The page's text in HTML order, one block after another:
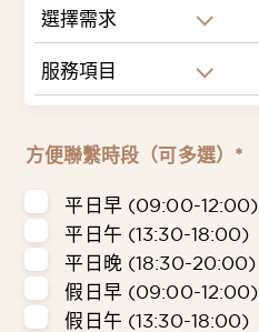
選擇需求
服務項目
方便聯繫時段（可多選）*
平日早 (09:00-12:00)
平日午 (13:30-18:00)
平日晚 (18:30-20:00)
假日早 (09:00-12:00)
假日午 (13:30-18:00)